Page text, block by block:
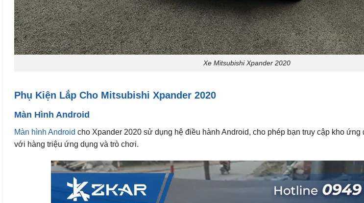
Xe Mitsubishi Xpander 2020
Phụ Kiện Lắp Cho Mitsubishi Xpander 2020
Màn Hình Android
Màn hình Android cho Xpander 2020 sử dụng hệ điều hành Android, cho phép bạn truy cập kho
với hàng triệu ứng dụng và trò chơi.